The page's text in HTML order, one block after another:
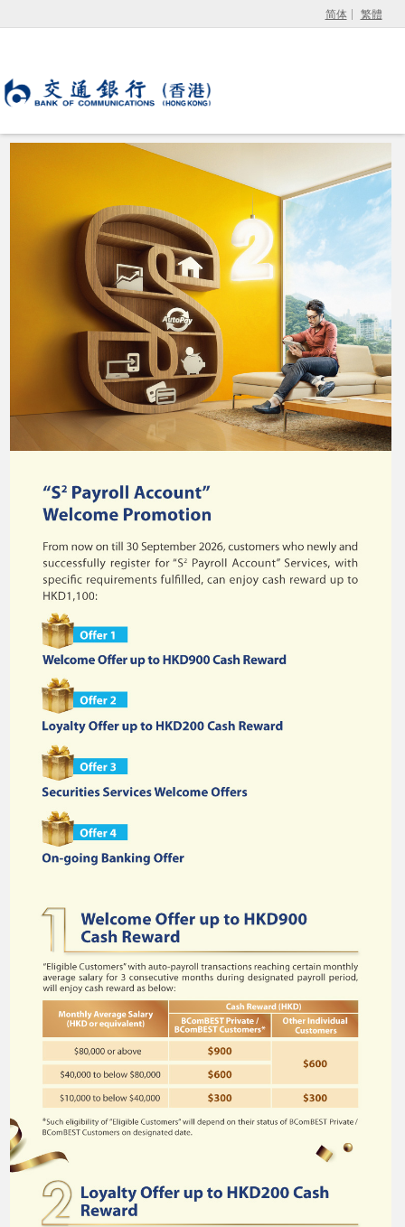
简体 繁體